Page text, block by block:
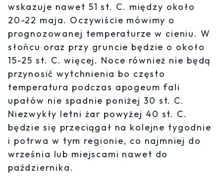
wskazuje nawet 51 st. C. między około
20-22 maja. Oczywiście mówimy o
prognozowanej temperaturze w cieniu. W
słońcu oraz przy gruncie będzie o około
15-25 st. C. więcej. Noce również nie będą
przynosić wytchnienia bo często
temperatura podczas apogeum fali
upałów nie spadnie poniżej 30 st. C.
Niezwykły letni żar powyżej 40 st. C.
będzie się przeciągał na kolejne tygodnie
i potrwa w tym regionie, co najmniej do
września lub miejscami nawet do
października.